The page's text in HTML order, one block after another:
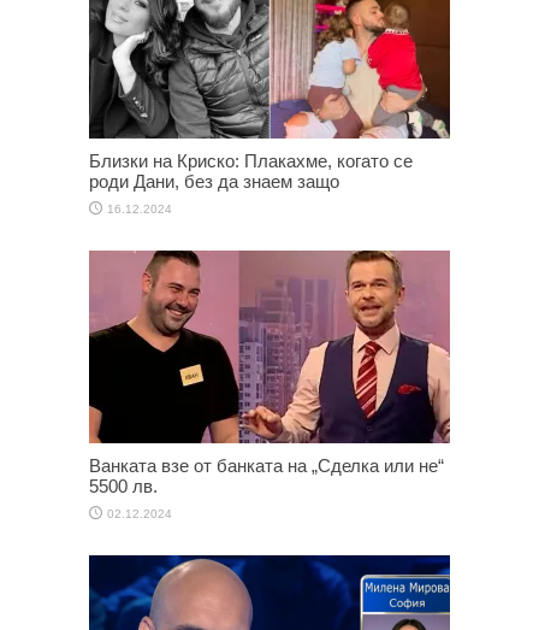
Близки на Криско: Плакахме, когато се
роди Дани, без да знаем защо
16.12.2024
Ванката взе от банката на „Сделка или не“
5500 лв.
02.12.2024